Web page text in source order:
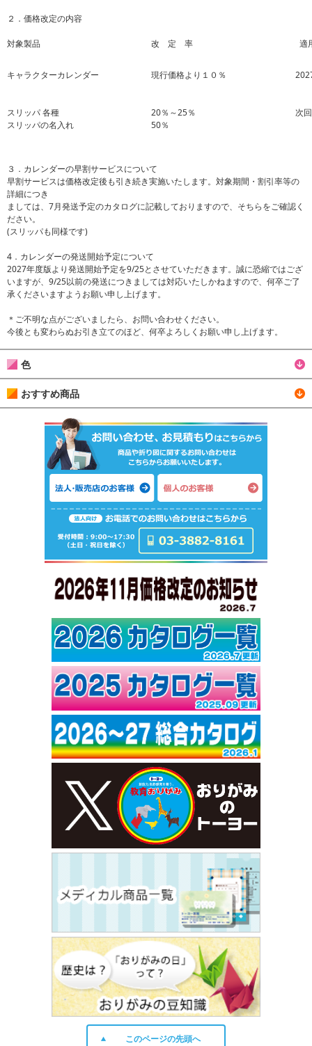
２．価格改定の内容
対象製品 改 定 率 適
キャラクターカレンダー
スリッパ 各種
スリッパの名入れ
現行価格より１０％
20％～25％
50％
次
３．カレンダーの早割サービスについて
早割サービスは価格改定後も引き続き実施いたします。対象期間・割引率等の
詳細につき
ましては、7月発送予定のカタログに記載しておりますので、そちらをご確認く
ださい。
(スリッパも同様です)
4．カレンダーの発送開始予定について
2027年度版より発送開始予定を9/25とさせていただきます。誠に恐縮ではござ
いますが、9/25以前の発送につきましては対応いたしかねますので、何卒ご了
承くださいますようお願い申し上げます。
＊ご不明な点がございましたら、お問い合わせください。
今後とも変わらぬお引き立てのほど、何卒よろしくお願い申し上げます。
色
おすすめ商品
このページの先頭へ